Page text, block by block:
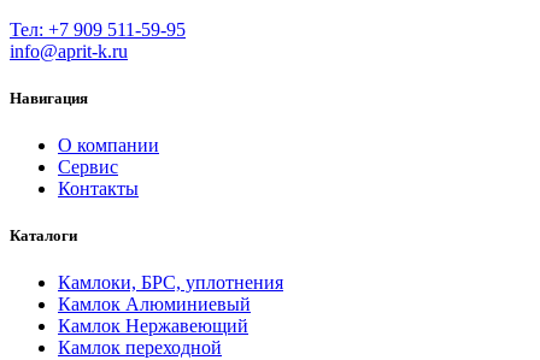
Тел: +7 909 511-59-95
info@aprit-k.ru
Навигация
О компании
Сервис
Контакты
Каталоги
Камлоки, БРС, уплотнения
Камлок Алюминиевый
Камлок Нержавеющий
Камлок переходной